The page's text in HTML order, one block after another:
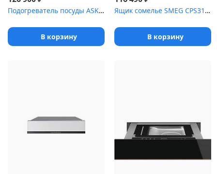
Подогреватель посуды ASKO ODW8128G
В корзину
Ящик сомелье SMEG CPS315X 60 см, высота 14 см, нержавеющая сталь,...
В корзину